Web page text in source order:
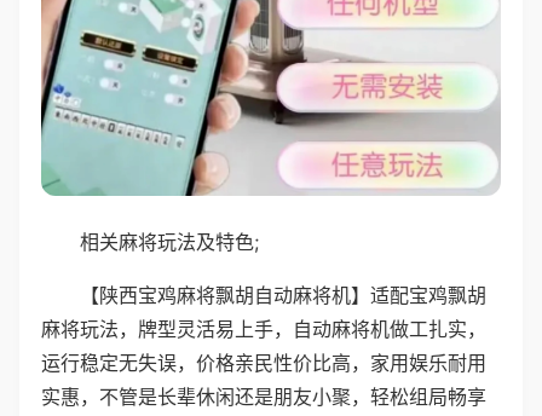
相关麻将玩法及特色;
【陕西宝鸡麻将飘胡自动麻将机】适配宝鸡飘胡
麻将玩法，牌型灵活易上手，自动麻将机做工扎实，
运行稳定无失误，价格亲民性价比高，家用娱乐耐用
实惠，不管是长辈休闲还是朋友小聚，轻松组局畅享